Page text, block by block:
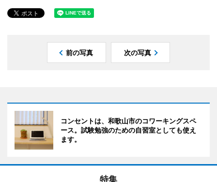
前の写真 次の写真
コンセントは、和歌山市のコワーキングスペ
ース。試験勉強のための自習室としても使え
ます。
特集